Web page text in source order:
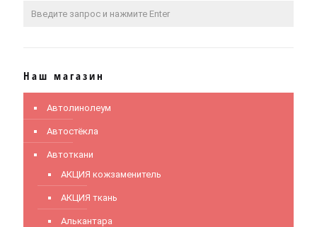
Наш магазин
Автолинолеум
Автостёкла
Автоткани
АКЦИЯ кожзаменитель
АКЦИЯ ткань
Алькантара